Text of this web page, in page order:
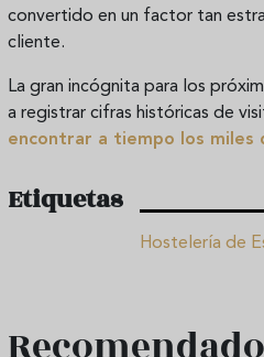
convertido en un factor tan
cliente.
La gran incógnita para los
a registrar cifras históricas de
encontrar a tiempo los miles
Etiquetas
Hostelería de